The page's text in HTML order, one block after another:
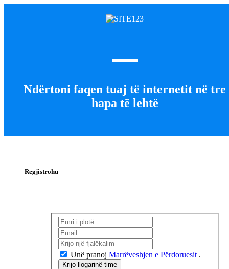
Ndërtoni faqen tuaj të internetit në tre
hapa të lehtë
Regjistrohu
Unë pranoj Marrëveshjen e Përdoruesit .
Krijo llogarinë time